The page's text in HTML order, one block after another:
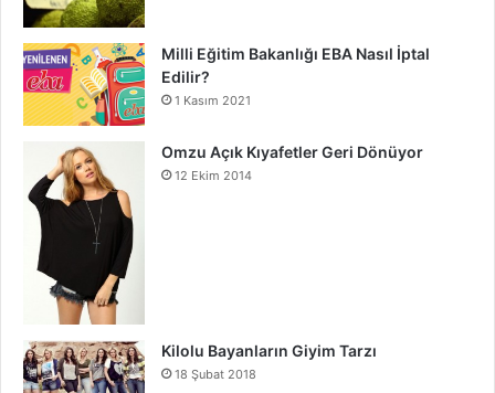
Milli Eğitim Bakanlığı EBA Nasıl İptal
Edilir?
1 Kasım 2021
Omzu Açık Kıyafetler Geri Dönüyor
12 Ekim 2014
Kilolu Bayanların Giyim Tarzı
18 Şubat 2018